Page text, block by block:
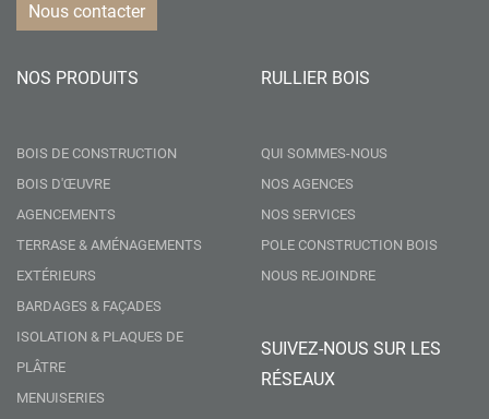
Nous contacter
NOS PRODUITS
BOIS DE CONSTRUCTION
BOIS D'ŒUVRE
AGENCEMENTS
TERRASE & AMÉNAGEMENTS
EXTÉRIEURS
BARDAGES & FAÇADES
ISOLATION & PLAQUES DE
PLÂTRE
MENUISERIES
RULLIER BOIS
QUI SOMMES-NOUS
NOS AGENCES
NOS SERVICES
POLE CONSTRUCTION BOIS
NOUS REJOINDRE
SUIVEZ-NOUS SUR LES
RÉSEAUX